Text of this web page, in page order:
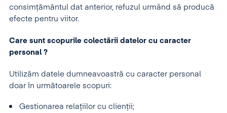
consimțământul dat anterior, refuzul urmând să producă
efecte pentru viitor.
Care sunt scopurile colectării datelor cu caracter
personal ?
Utilizăm datele dumneavoastră cu caracter personal
doar în următoarele scopuri:
Gestionarea relațiilor cu clienții;